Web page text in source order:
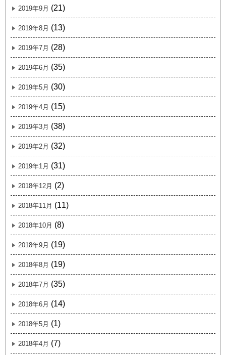
2019年9月 (21)
2019年8月 (13)
2019年7月 (28)
2019年6月 (35)
2019年5月 (30)
2019年4月 (15)
2019年3月 (38)
2019年2月 (32)
2019年1月 (31)
2018年12月 (2)
2018年11月 (11)
2018年10月 (8)
2018年9月 (19)
2018年8月 (19)
2018年7月 (35)
2018年6月 (14)
2018年5月 (1)
2018年4月 (7)